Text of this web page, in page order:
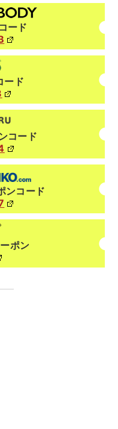
ード
ード
コード
ンコード
ポン